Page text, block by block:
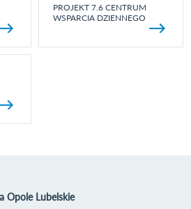
PROJEKT 7.6 CENTRUM
WSPARCIA DZIENNEGO
Opole Lubelskie